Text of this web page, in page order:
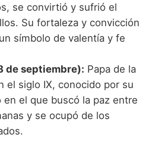
se convirtió y sufrió el
Su fortaleza y convicción
símbolo de valentía y fe
de septiembre): Papa de la
el siglo IX, conocido por su
el que buscó la paz entre
y se ocupó de los